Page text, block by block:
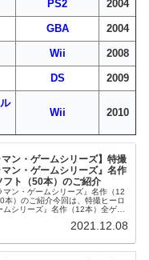
PS2 2004
GBA 2004
Wii 2008
DS 2009
Wii 2010
マン・ゲームシリーズ】特撮
ン・ゲームシリーズ』名作
フト（50本）のご紹介
マン・ゲームシリーズ』名作（12
本）のご紹介今回は、特撮ヒーロ
シリーズ』名作（12本）全ゲー
2021.12.08